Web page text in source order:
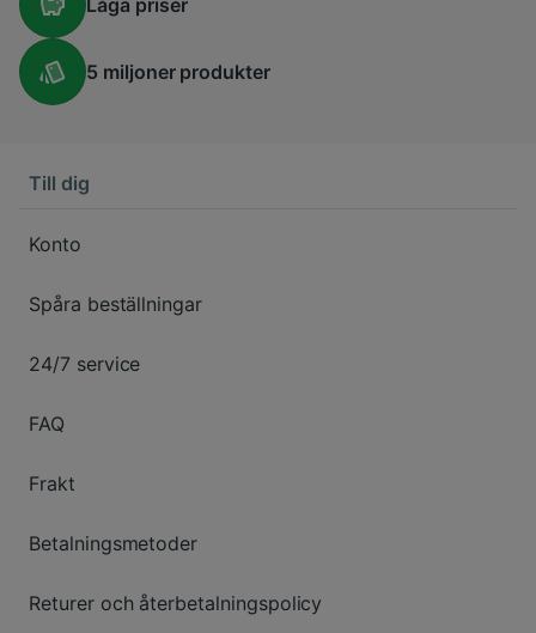
Låga priser
5 miljonerprodukter
Till dig
Konto
Spåra beställningar
24/7 service
FAQ
Frakt
Betalningsmetoder
Returer och återbetalningspolicy